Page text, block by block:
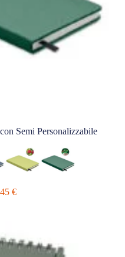
Semi Personalizzabile
€